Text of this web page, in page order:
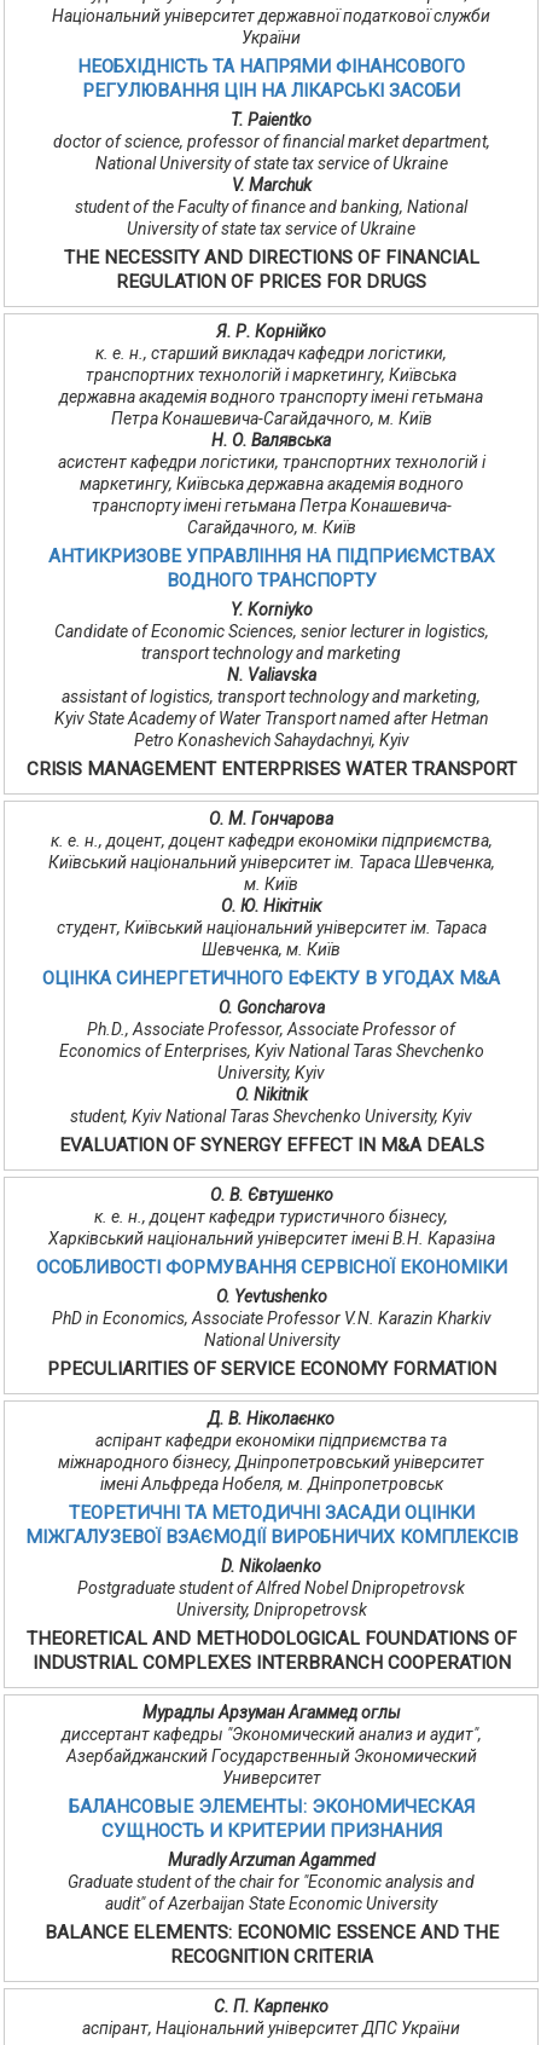
Національний університет державної податкової служби
України
НЕОБХІДНІСТЬ ТА НАПРЯМИ ФІНАНСОВОГО
РЕГУЛЮВАННЯ ЦІН НА ЛІКАРСЬКІ ЗАСОБИ
T. Paientko
doctor of science, professor of financial market department,
National University of state tax service of Ukraine
V. Marchuk
student of the Faculty of finance and banking, National
University of state tax service of Ukraine
THE NECESSITY AND DIRECTIONS OF FINANCIAL
REGULATION OF PRICES FOR DRUGS
Я. Р. Корнійко
к. е. н., старший викладач кафедри логістики,
транспортних технологій і маркетингу, Київська
державна академія водного транспорту імені гетьмана
Петра Конашевича-Сагайдачного, м. Київ
Н. О. Валявська
асистент кафедри логістики, транспортних технологій і
маркетингу, Київська державна академія водного
транспорту імені гетьмана Петра Конашевича-
Сагайдачного, м. Київ
АНТИКРИЗОВЕ УПРАВЛІННЯ НА ПІДПРИЄМСТВАХ
ВОДНОГО ТРАНСПОРТУ
Y. Korniyko
Candidate of Economic Sciences, senior lecturer in logistics,
transport technology and marketing
N. Valiavska
assistant of logistics, transport technology and marketing,
Kyiv State Academy of Water Transport named after Hetman
Petro Konashevich Sahaydachnyi, Kyiv
CRISIS MANAGEMENT ENTERPRISES WATER TRANSPORT
О. М. Гончарова
к. е. н., доцент, доцент кафедри економіки підприємства,
Київський національний університет ім. Тараса Шевченка,
м. Київ
О. Ю. Нікітнік
студент, Київський національний університет ім. Тараса
Шевченка, м. Київ
ОЦІНКА СИНЕРГЕТИЧНОГО ЕФЕКТУ В УГОДАХ M&A
O. Goncharova
Ph.D., Associate Professor, Associate Professor of
Economics of Enterprises, Kyiv National Taras Shevchenko
University, Kyiv
O. Nikitnik
student, Kyiv National Taras Shevchenko University, Kyiv
EVALUATION OF SYNERGY EFFECT IN M&A DEALS
О. В. Євтушенко
к. е. н., доцент кафедри туристичного бізнесу,
Харківський національний університет імені В.Н. Каразіна
ОСОБЛИВОСТІ ФОРМУВАННЯ СЕРВІСНОЇ ЕКОНОМІКИ
O. Yevtushenko
PhD in Economics, Associate Professor V.N. Karazin Kharkiv
National University
PPECULIARITIES OF SERVICE ECONOMY FORMATION
Д. В. Ніколаєнко
аспірант кафедри економіки підприємства та
міжнародного бізнесу, Дніпропетровський університет
імені Альфреда Нобеля, м. Дніпропетровськ
ТЕОРЕТИЧНІ ТА МЕТОДИЧНІ ЗАСАДИ ОЦІНКИ
МІЖГАЛУЗЕВОЇ ВЗАЄМОДІЇ ВИРОБНИЧИХ КОМПЛЕКСІВ
D. Nikolaenko
Postgraduate student of Alfred Nobel Dnipropetrovsk
University, Dnipropetrovsk
THEORETICAL AND METHODOLOGICAL FOUNDATIONS OF
INDUSTRIAL COMPLEXES INTERBRANCH COOPERATION
Мурадлы Арзуман Агаммед оглы
диссертант кафедры "Экономический анализ и аудит",
Азербайджанский Государственный Экономический
Университет
БАЛАНСОВЫЕ ЭЛЕМЕНТЫ: ЭКОНОМИЧЕСКАЯ
СУЩНОСТЬ И КРИТЕРИИ ПРИЗНАНИЯ
Muradly Arzuman Agammed
Graduate student of the chair for "Economic analysis and
audit" of Azerbaijan State Economic University
BALANCE ELEMENTS: ECONOMIC ESSENCE AND THE
RECOGNITION CRITERIA
С. П. Карпенко
аспірант, Національний університет ДПС України